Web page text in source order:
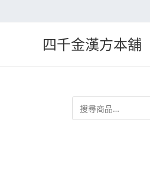
四千金漢方本舖